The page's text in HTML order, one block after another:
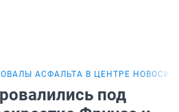
АСФАЛЬТА В ЦЕНТРЕ
под